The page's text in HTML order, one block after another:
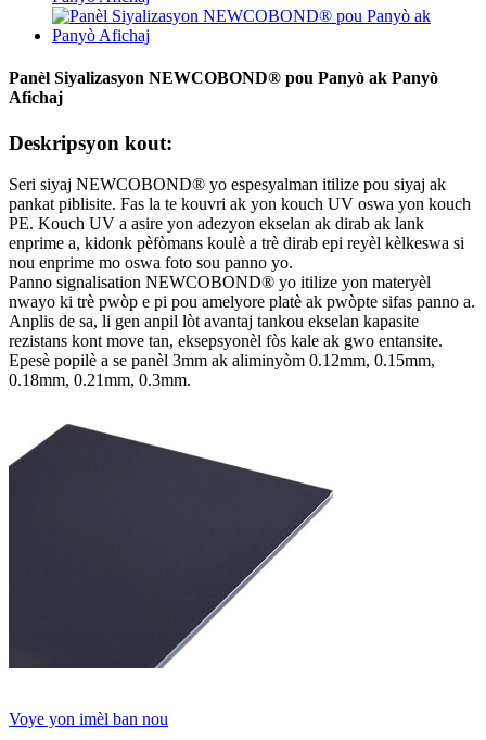
Panèl Siyalizasyon NEWCOBOND® pou Panyò ak Panyò
Afichaj
Deskripsyon kout:
Seri siyaj NEWCOBOND® yo espesyalman itilize pou siyaj ak
pankat piblisite. Fas la te kouvri ak yon kouch UV oswa yon kouch
PE. Kouch UV a asire yon adezyon ekselan ak dirab ak lank
enprime a, kidonk pèfòmans koulè a trè dirab epi reyèl kèlkeswa si
nou enprime mo oswa foto sou panno yo.
Panno signalisation NEWCOBOND® yo itilize yon materyèl
nwayo ki trè pwòp e pi pou amelyore platè ak pwòpte sifas panno a.
Anplis de sa, li gen anpil lòt avantaj tankou ekselan kapasite
rezistans kont move tan, eksepsyonèl fòs kale ak gwo entansite.
Epesè popilè a se panèl 3mm ak aliminyòm 0.12mm, 0.15mm,
0.18mm, 0.21mm, 0.3mm.
Voye yon imèl ban nou